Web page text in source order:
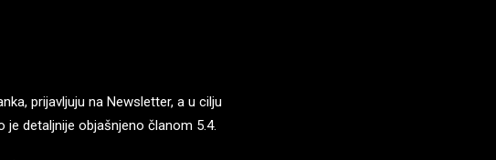
prijavljuju na Newsletter, a u cilju
detaljnije objašnjeno članom 5.4.